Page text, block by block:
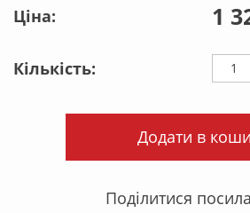
Ціна: 1
Кількість:
Додати в
Поділитися